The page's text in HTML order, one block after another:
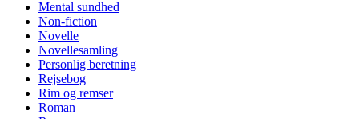
Mental sundhed
Non-fiction
Novelle
Novellesamling
Personlig beretning
Rejsebog
Rim og remser
Roman